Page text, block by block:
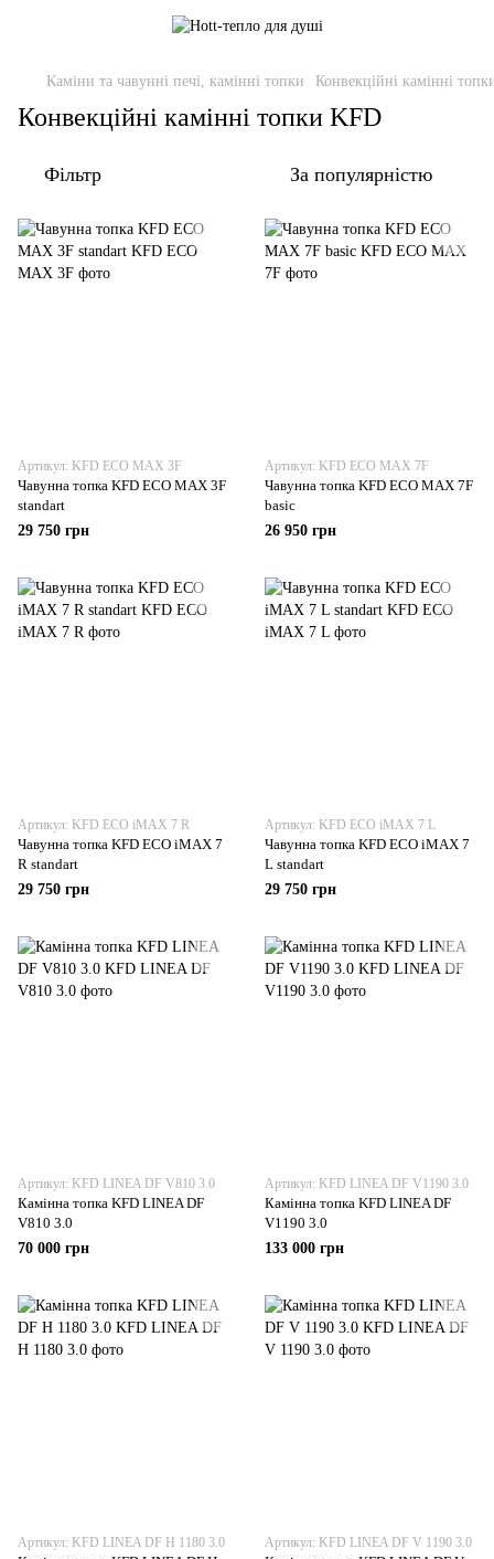
Каміни та чавунні печі, камінні топки Конвекційні камінні
Конвекційні камінні топки KFD
Фільтр За популярністю
Артикул: KFD ЕСО MAX 3F
Чавунна топка KFD ЕСО MAX 3F
standart
29 750 грн
Артикул: KFD ECO MAX 7F
Чавунна топка KFD ECO MAX 7F
basic
26 950 грн
Артикул: KFD ЕСО iMAX 7 R
Чавунна топка KFD ЕСО iMAX 7
R standart
29 750 грн
Артикул: KFD ЕСО iMAX 7 L
Чавунна топка KFD ЕСО iMAX 7
L standart
29 750 грн
Артикул: KFD LINEA DF V810 3.0
Камінна топка KFD LINEA DF
V810 3.0
70 000 грн
Артикул: KFD LINEA DF V1190 3.0
Камінна топка KFD LINEA DF
V1190 3.0
133 000 грн
Артикул: KFD LINEA DF Н 1180 3.0 Артикул: KFD LINEA DF V 1190 3.0